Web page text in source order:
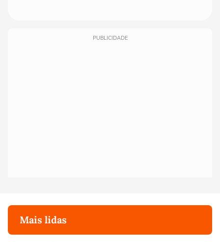
PUBLICIDADE
Mais lidas